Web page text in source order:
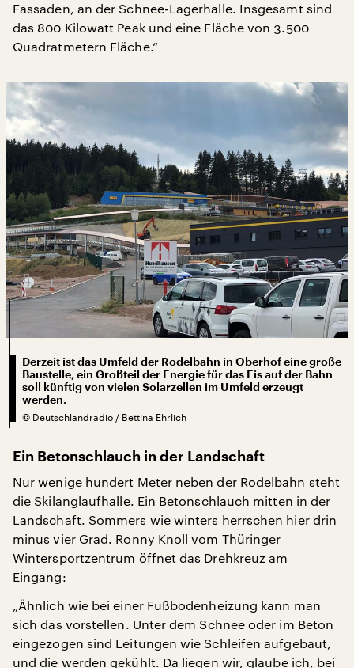
Fassaden, an der Schnee-Lagerhalle. Insgesamt sind
das 800 Kilowatt Peak und eine Fläche von 3.500
Quadratmetern Fläche.“
Derzeit ist das Umfeld der Rodelbahn in Oberhof eine große
Baustelle, ein Großteil der Energie für das Eis auf der Bahn
soll künftig von vielen Solarzellen im Umfeld erzeugt
werden.
© Deutschlandradio / Bettina Ehrlich
Ein Betonschlauch in der Landschaft
Nur wenige hundert Meter neben der Rodelbahn steht
die Skilanglaufhalle. Ein Betonschlauch mitten in der
Landschaft. Sommers wie winters herrschen hier drin
minus vier Grad. Ronny Knoll vom Thüringer
Wintersportzentrum öffnet das Drehkreuz am
Eingang:
„Ähnlich wie bei einer Fußbodenheizung kann man
sich das vorstellen. Unter dem Schnee oder im Beton
eingezogen sind Leitungen wie Schleifen aufgebaut,
und die werden gekühlt. Da liegen wir, glaube ich, bei